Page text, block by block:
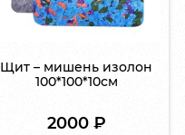
Щит – мишень изолон
100*100*10см
2000 ₽